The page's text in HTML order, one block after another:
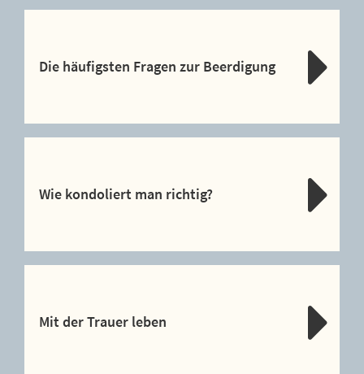
Die häufigsten Fragen zur Beerdigung
Wie kondoliert man richtig?
Mit der Trauer leben